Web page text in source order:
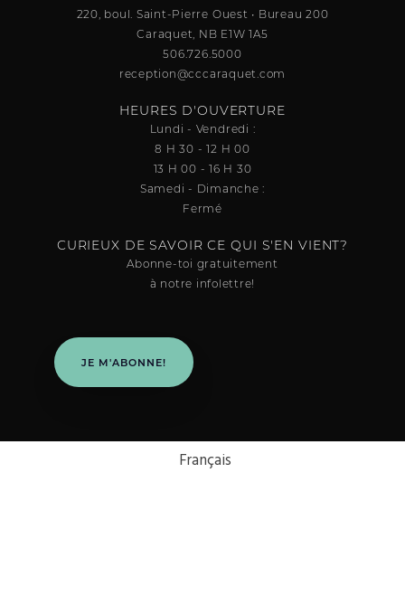
220, boul. Saint-Pierre Ouest • Bureau 200
Caraquet, NB E1W 1A5
506.726.5000
reception@cccaraquet.com
HEURES D'OUVERTURE
Lundi - Vendredi :
8 H 30 - 12 H 00
13 H 00 - 16 H 30
Samedi - Dimanche :
Fermé
CURIEUX DE SAVOIR CE QUI S'EN VIENT?
Abonne-toi gratuitement
à notre infolettre!
JE M'ABONNE!
Français